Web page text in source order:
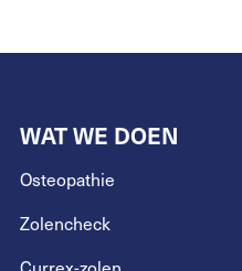
WAT WE DOEN
Osteopathie
Zolencheck